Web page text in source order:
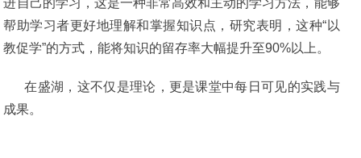
进自己的学习，这是一种非常高效和主动的学习方法，能够
帮助学习者更好地理解和掌握知识点，研究表明，这种“以
教促学”的方式，能将知识的留存率大幅提升至90%以上。
在盛湖，这不仅是理论，更是课堂中每日可见的实践与
成果。